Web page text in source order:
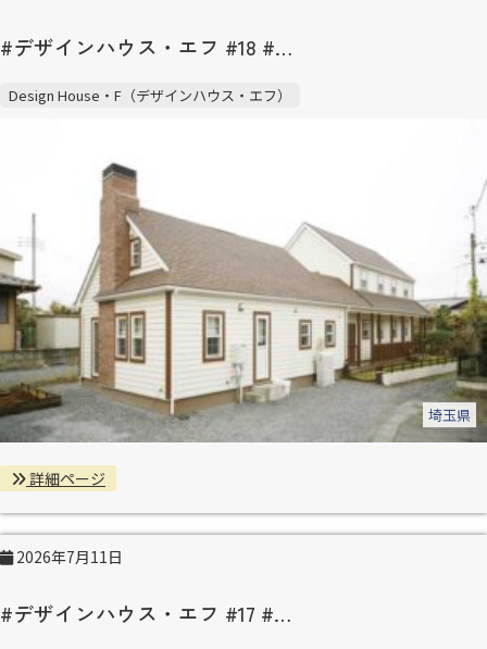
#デザインハウス・エフ #18 #…
Design House・F（デザインハウス・エフ）
埼玉県
詳細ページ
2026年7月11日
#デザインハウス・エフ #17 #…